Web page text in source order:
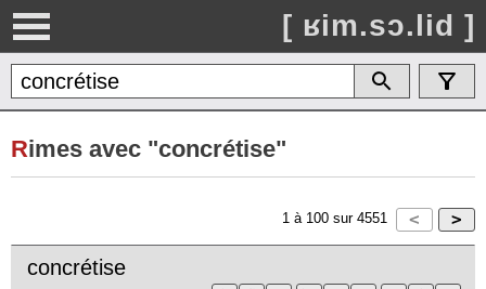
[ ʁim.sɔ.lid ]
Rimes avec "concrétise"
1 à 100 sur 4551
concrétise